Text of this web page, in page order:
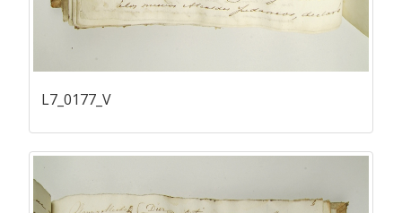
L7_0177_V